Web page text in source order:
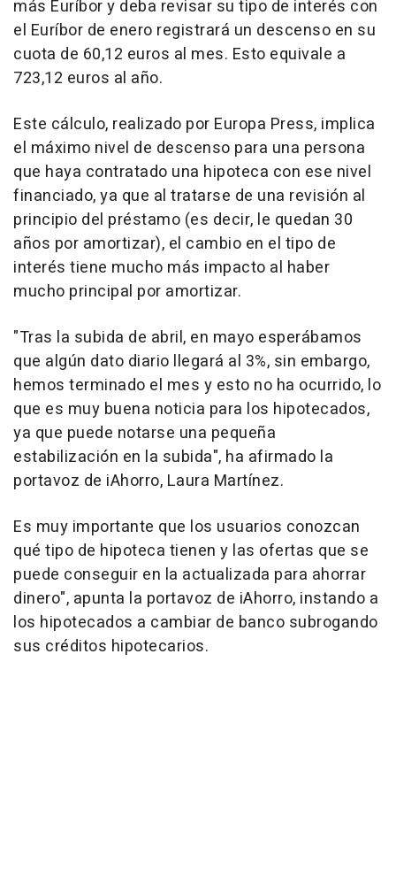
más Euríbor y deba revisar su tipo de interés con
el Euríbor de enero registrará un descenso en su
cuota de 60,12 euros al mes. Esto equivale a
723,12 euros al año.
Este cálculo, realizado por Europa Press, implica
el máximo nivel de descenso para una persona
que haya contratado una hipoteca con ese nivel
financiado, ya que al tratarse de una revisión al
principio del préstamo (es decir, le quedan 30
años por amortizar), el cambio en el tipo de
interés tiene mucho más impacto al haber
mucho principal por amortizar.
"Tras la subida de abril, en mayo esperábamos
que algún dato diario llegará al 3%, sin embargo,
hemos terminado el mes y esto no ha ocurrido, lo
que es muy buena noticia para los hipotecados,
ya que puede notarse una pequeña
estabilización en la subida", ha afirmado la
portavoz de iAhorro, Laura Martínez.
Es muy importante que los usuarios conozcan
qué tipo de hipoteca tienen y las ofertas que se
puede conseguir en la actualizada para ahorrar
dinero", apunta la portavoz de iAhorro, instando a
los hipotecados a cambiar de banco subrogando
sus créditos hipotecarios.